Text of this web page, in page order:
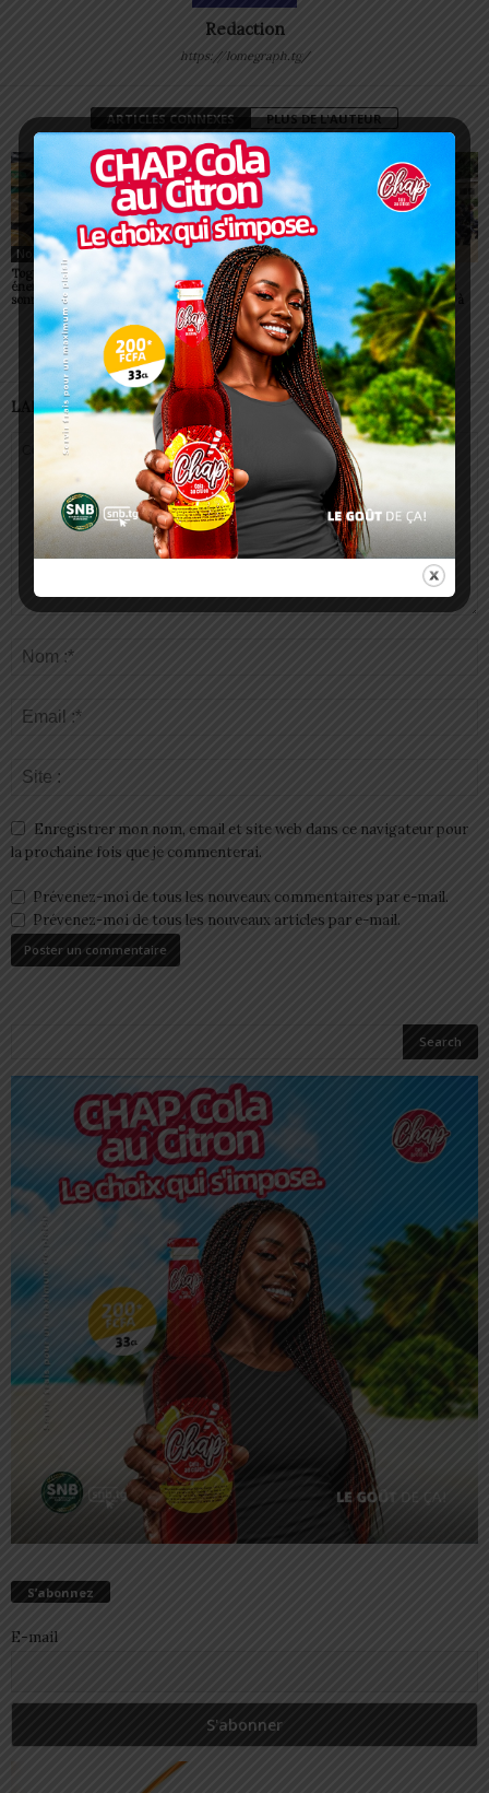
Redaction
https://lomegraph.tg/
ARTICLES CONNEXES PLUS DE L'AUTEUR
Non classé
Togo/ Boissons
énergisantes: l’État tire la
sonnette d’alarme
Non classé
Togo/ Rentrée scolaire
2026-2027: consultez la
liste officielle des écoles
autorisées
ESSAL 2026 : les
admissibles convoqués
pour la visite médicale à
Lomé
LAISSER UN COMMENTAIRE
Enregistrer mon nom, email et site web dans ce navigateur pour
la prochaine fois que je commenterai.
Prévenez-moi de tous les nouveaux commentaires par e-mail.
Prévenez-moi de tous les nouveaux articles par e-mail.
S’abonnez
E-mail